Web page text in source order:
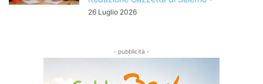
26 Luglio 2026
- pubblicità -